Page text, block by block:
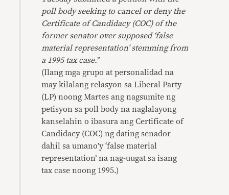
poll body seeking to cancel or deny the
Certificate of Candidacy (COC) of the
former senator over supposed ‘false
material representation’ stemming from
a 1995 tax case.”
(Ilang mga grupo at personalidad na
may kilalang relasyon sa Liberal Party
(LP) noong Martes ang nagsumite ng
petisyon sa poll body na naglalayong
kanselahin o ibasura ang Certificate of
Candidacy (COC) ng dating senador
dahil sa umano’y ‘false material
representation’ na nag-uugat sa isang
tax case noong 1995.)